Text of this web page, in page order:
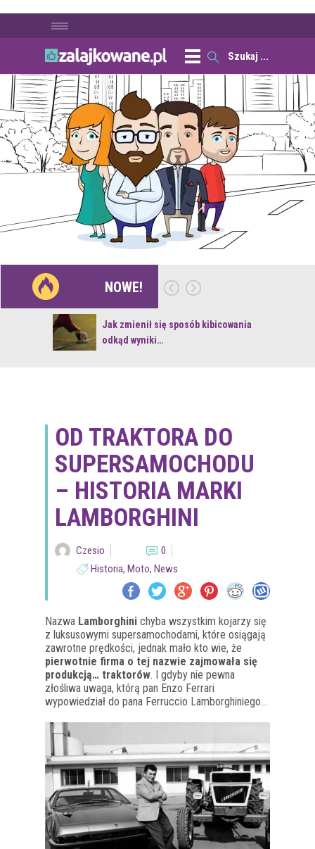
NOWE!
Jak zmienił się sposób kibicowania
odkąd wyniki…
OD TRAKTORA DO
SUPERSAMOCHODU
– HISTORIA MARKI
LAMBORGHINI
Czesio
0
Historia, Moto, News
Nazwa Lamborghini chyba wszystkim kojarzy się
z luksusowymi supersamochodami, które osiągają
zawrotne prędkości, jednak mało kto wie, że
pierwotnie firma o tej nazwie zajmowała się
produkcją… traktorów. I gdyby nie pewna
złośliwa uwaga, którą pan Enzo Ferrari
wypowiedział do pana Ferruccio Lamborghiniego…